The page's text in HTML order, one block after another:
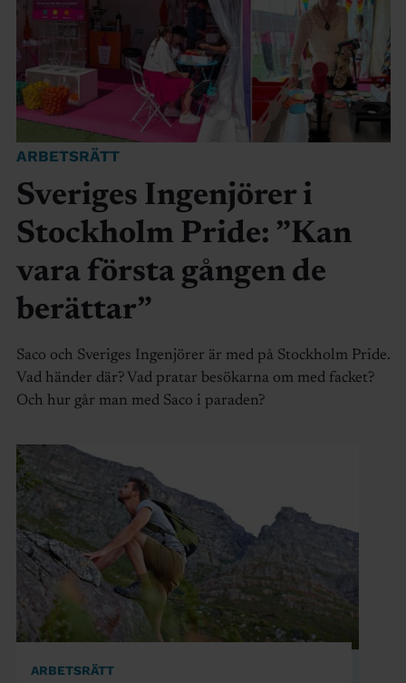
ARBETSRÄTT
Sveriges Ingenjörer i
Stockholm Pride: ”Kan
vara första gången de
berättar”
Saco och Sveriges Ingenjörer är med på Stockholm Pride.
Vad händer där? Vad pratar besökarna om med facket?
Och hur går man med Saco i paraden?
ARBETSRÄTT